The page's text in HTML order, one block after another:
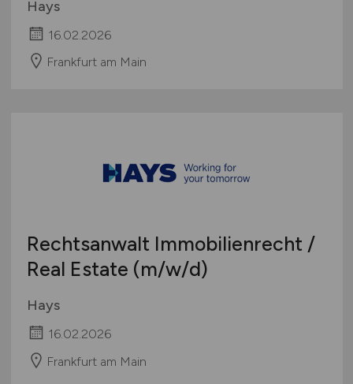
Hays
16.02.2026
Frankfurt am Main
Rechtsanwalt Immobilienrecht /
Real Estate (m/w/d)
Hays
16.02.2026
Frankfurt am Main